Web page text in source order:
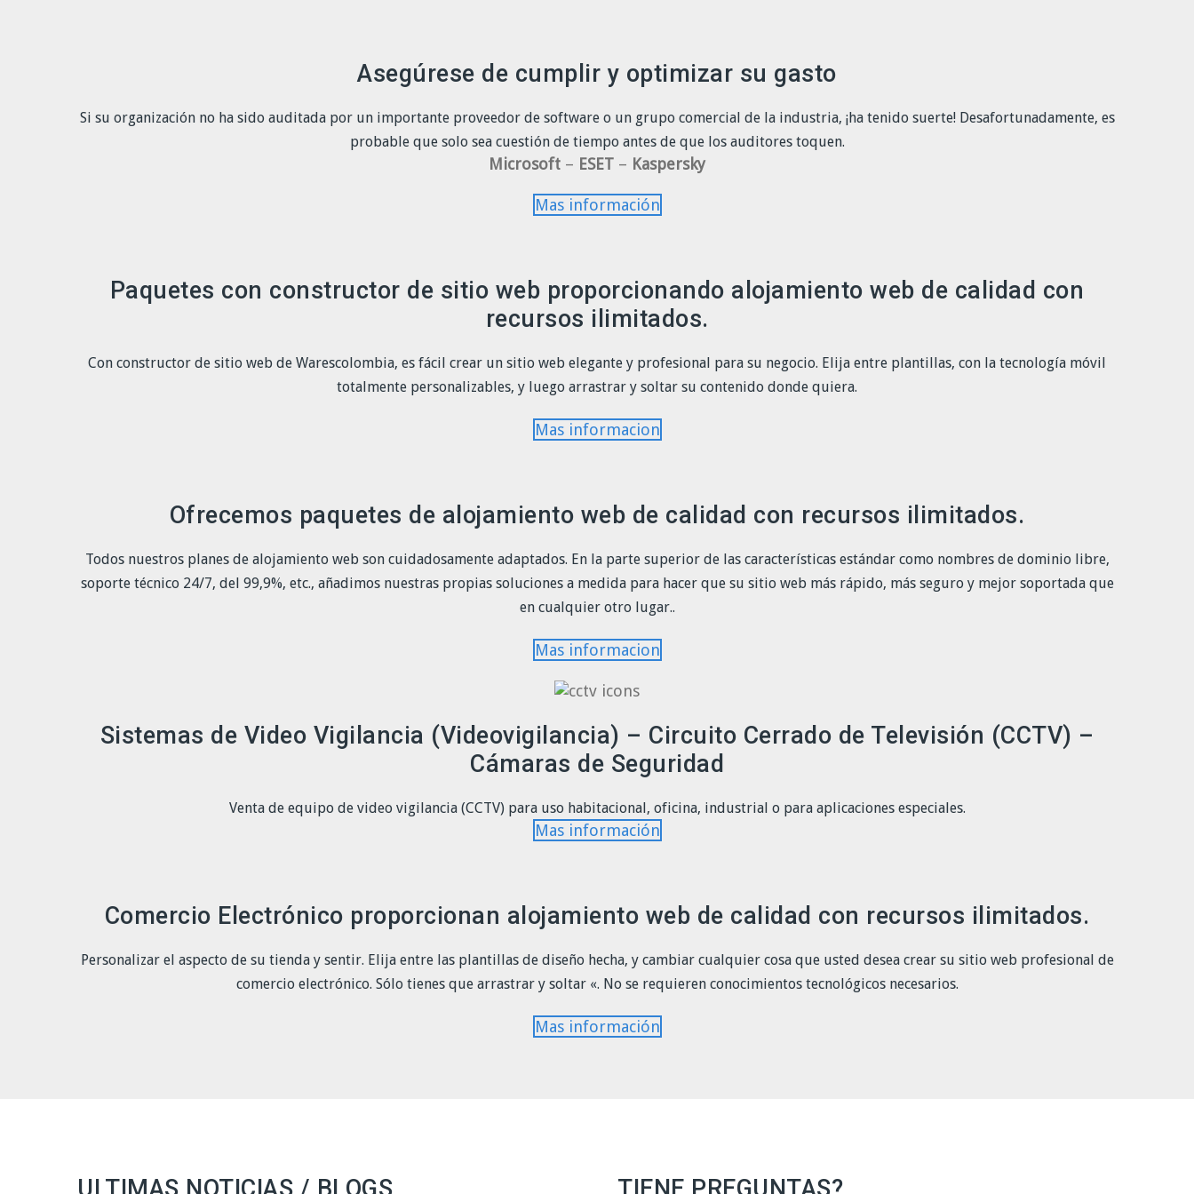
Asegúrese de cumplir y optimizar su gasto
Si su organización no ha sido auditada por un importante proveedor de software o un grupo comercial de la industria, ¡ha tenido suerte! Desafortunadamente, es
probable que solo sea cuestión de tiempo antes de que los auditores toquen.
Microsoft – ESET – Kaspersky
Mas información
Paquetes con constructor de sitio web proporcionando alojamiento web de calidad con
recursos ilimitados.
Con constructor de sitio web de Warescolombia, es fácil crear un sitio web elegante y profesional para su negocio. Elija entre plantillas, con la tecnología móvil
totalmente personalizables, y luego arrastrar y soltar su contenido donde quiera.
Mas informacion
Ofrecemos paquetes de alojamiento web de calidad con recursos ilimitados.
Todos nuestros planes de alojamiento web son cuidadosamente adaptados. En la parte superior de las características estándar como nombres de dominio libre,
soporte técnico 24/7, del 99,9%, etc., añadimos nuestras propias soluciones a medida para hacer que su sitio web más rápido, más seguro y mejor soportada que
en cualquier otro lugar..
Mas informacion
Sistemas de Video Vigilancia (Videovigilancia) – Circuito Cerrado de Televisión (CCTV) –
Cámaras de Seguridad
Venta de equipo de video vigilancia (CCTV) para uso habitacional, oficina, industrial o para aplicaciones especiales.
Mas información
Comercio Electrónico proporcionan alojamiento web de calidad con recursos ilimitados.
Personalizar el aspecto de su tienda y sentir. Elija entre las plantillas de diseño hecha, y cambiar cualquier cosa que usted desea crear su sitio web profesional de
comercio electrónico. Sólo tienes que arrastrar y soltar «. No se requieren conocimientos tecnológicos necesarios.
Mas información